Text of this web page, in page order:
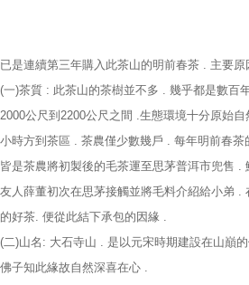
已是連續第三年購入此茶山的明前春茶 . 主要原
(一)茶質 : 此茶山的茶樹並不多 . 幾乎都是數百
2000公尺到2200公尺之間 .生態環境十分原始
小時方到茶區 . 茶農僅少數幾戶 . 每年明前春
皆是茶農將初製後的毛茶運至思茅普洱市兜售 .
友人薛董初次在思茅接觸並將毛料介紹給小弟 .
的好茶. 便從此結下承包的因緣 .
(二)山名: 大石寺山 . 是以元宋時期建設在山巔
佛子知此緣故自然深喜在心 .